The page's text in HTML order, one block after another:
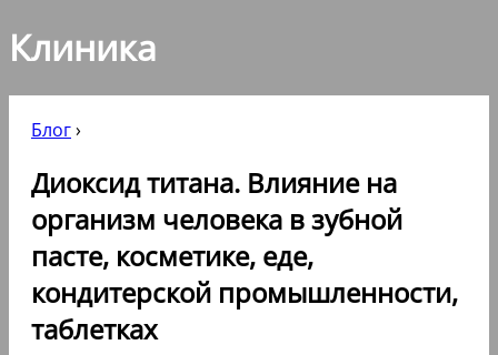
Клиника
Блог›
Диоксид титана. Влияние на
организм человека в зубной
пасте, косметике, еде,
кондитерской промышленности,
таблетках